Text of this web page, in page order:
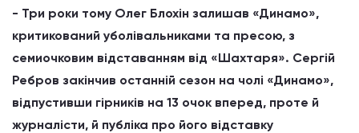
- Три роки тому Олег Блохін залишав «Динамо»,
критикований уболівальниками та пресою, з
семиочковим відставанням від «Шахтаря». Сергій
Ребров закінчив останній сезон на чолі «Динамо»,
відпустивши гірників на 13 очок вперед, проте й
журналісти, й публіка про його відставку